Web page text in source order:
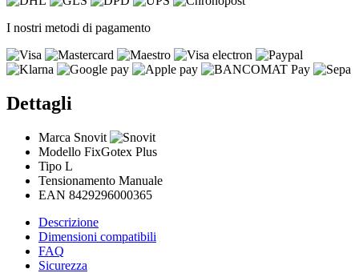
I nostri metodi di pagamento
Dettagli
Marca Snovit
Modello FixGotex Plus
Tipo L
Tensionamento Manuale
EAN 8429296000365
Descrizione
Dimensioni compatibili
FAQ
Sicurezza